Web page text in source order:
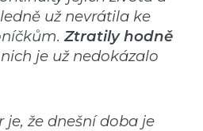
už nevrátila ke
Ztratily hodně
je už nedokázalo
že dnešní doba je